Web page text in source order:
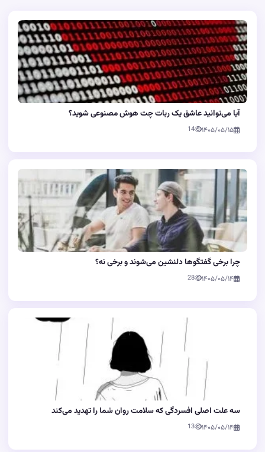
آیا می‌توانید عاشق یک ربات چت هوش مصنوعی شوید؟
۱۴۰۵/۰۵/۱۵ 14
چرا برخی گفتگوها دلنشین می‌شوند و برخی نه؟
۱۴۰۵/۰۵/۱۴ 28
سه علت اصلی افسردگی که سلامت روان شما را تهدید می‌کند
۱۴۰۵/۰۵/۱۴ 13